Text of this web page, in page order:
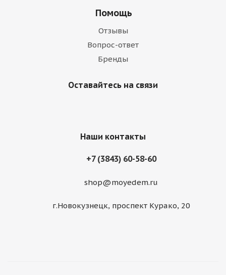
Помощь
Отзывы
Вопрос-ответ
Бренды
Оставайтесь на связи
Наши контакты
+7 (3843) 60-58-60
shop@moyedem.ru
г.Новокузнецк, проспект Курако, 20